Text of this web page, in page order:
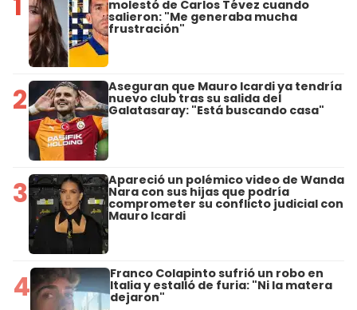
molestó de Carlos Tévez cuando
salieron: "Me generaba mucha
frustración"
2 Aseguran que Mauro Icardi ya tendría
nuevo club tras su salida del
Galatasaray: "Está buscando casa"
3 Apareció un polémico video de Wanda
Nara con sus hijas que podría
comprometer su conflicto judicial con
Mauro Icardi
4 Franco Colapinto sufrió un robo en
Italia y estalló de furia: "Ni la matera
dejaron"